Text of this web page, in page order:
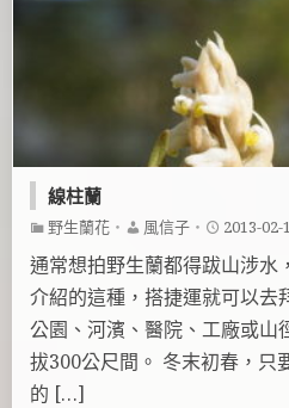
線柱蘭
野生蘭花 ・ 風信子 ・ 2013-02-
通常想拍野生蘭都得跋山涉水
介紹的這種，搭捷運就可以去
公園、河濱、醫院、工廠或山
拔300公尺間。 冬末初春，只
的 […]